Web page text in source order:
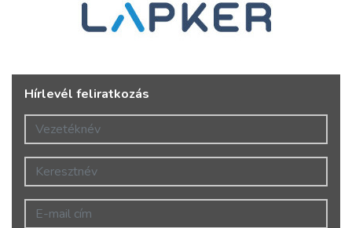
Hírlevél feliratkozás
Vezetéknév
Keresztnév
E-mail cím